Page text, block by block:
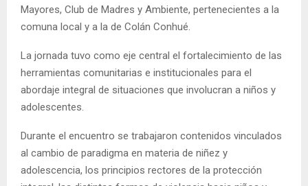
Mayores, Club de Madres y Ambiente, pertenecientes a la
comuna local y a la de Colán Conhué.
La jornada tuvo como eje central el fortalecimiento de las
herramientas comunitarias e institucionales para el
abordaje integral de situaciones que involucran a niños y
adolescentes.
Durante el encuentro se trabajaron contenidos vinculados
al cambio de paradigma en materia de niñez y
adolescencia, los principios rectores de la protección